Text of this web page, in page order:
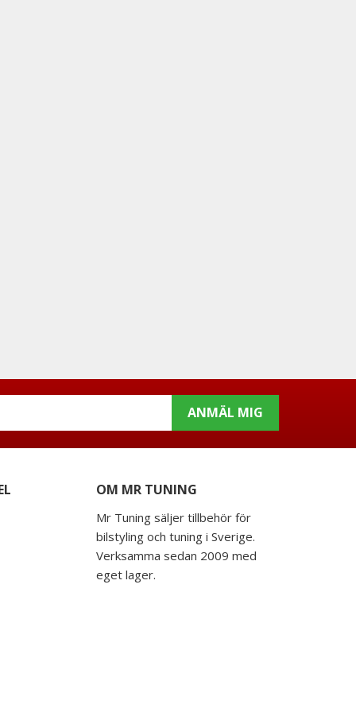
ANMÄL MIG
OM MR TUNING
Mr Tuning säljer tillbehör för
bilstyling och tuning i Sverige.
Verksamma sedan 2009 med
eget lager.